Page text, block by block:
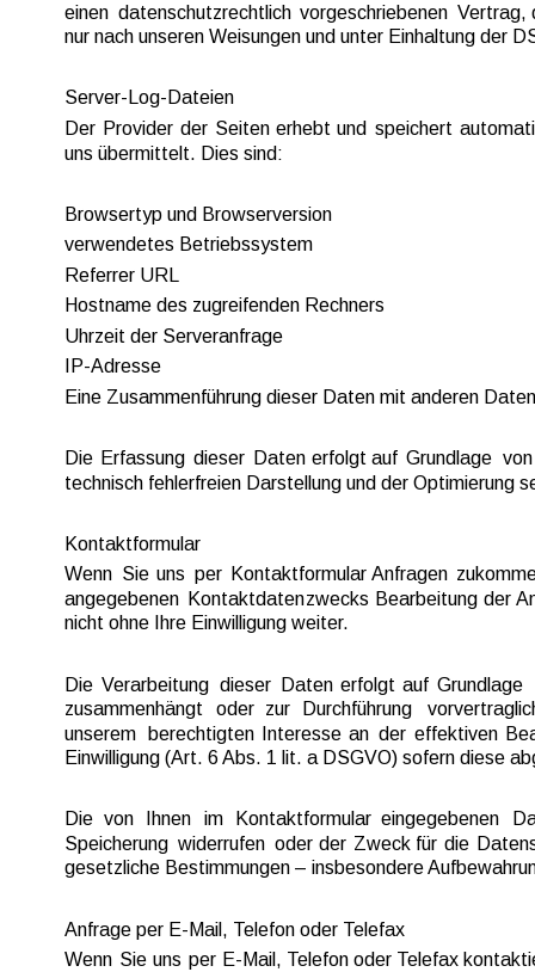
einen datenschutzrechtlich vorgeschriebenen
nur nach unseren Weisungen und unter Einhaltung der
Server-Log-Dateien
Der Provider der Seiten erhebt und speichert
uns übermittelt. Dies sind:
Browsertyp und Browserversion
verwendetes Betriebssystem
Referrer URL
Hostname des zugreifenden Rechners
Uhrzeit der Serveranfrage
IP-Adresse
Eine Zusammenführung dieser Daten mit anderen
Die Erfassung dieser Daten erfolgt auf Grundlage
technisch fehlerfreien Darstellung und der Optimierung
Kontaktformular
Wenn Sie uns per Kontaktformular Anfragen
angegebenen Kontaktdaten zwecks Bearbeitung der
nicht ohne Ihre Einwilligung weiter.
Die Verarbeitung dieser Daten erfolgt auf Grundlage
zusammenhängt
oder zur Durchführung
unserem
berechtigten Interesse an der effektiven
Einwilligung (Art. 6 Abs. 1 lit. a DSGVO) sofern diese
Die von Ihnen im Kontaktformular eingegebenen
Speicherung widerrufen oder der Zweck für die
gesetzliche Bestimmungen – insbesondere
Anfrage per E-Mail, Telefon oder Telefax
Wenn Sie uns per E-Mail, Telefon oder Telefax